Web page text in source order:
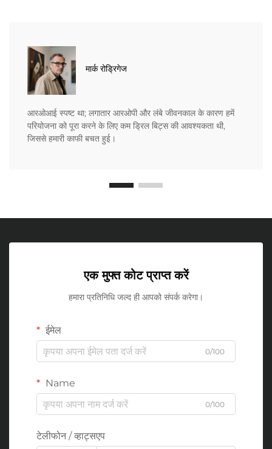
मार्क रोड्रिगेज
आरओआई स्पष्ट था; लगातार आरओपी और लंबे जीवनकाल के कारण हमें
परियोजना को पूरा करने के लिए कम ड्रिल बिट्स की आवश्यकता थी,
जिससे हमारी काफी बचत हुई।
एक मुफ्त कोट प्राप्त करें
हमारा प्रतिनिधि जल्द ही आपको संपर्क करेगा।
ईमेल
0/100
Name
0/100
टेलीफोन / व्हाट्सएप